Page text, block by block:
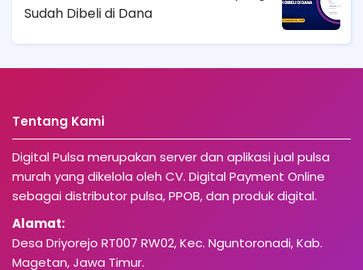
Sudah Dibeli di Dana
Tentang Kami
Digital Pulsa merupakan server dan aplikasi jual pulsa
murah yang dikelola oleh CV. Digital Payment Online
sebagai distributor pulsa, PPOB, dan produk digital.
Alamat:
Desa Driyorejo RT007 RW02, Kec. Nguntoronadi, Kab.
Magetan, Jawa Timur.